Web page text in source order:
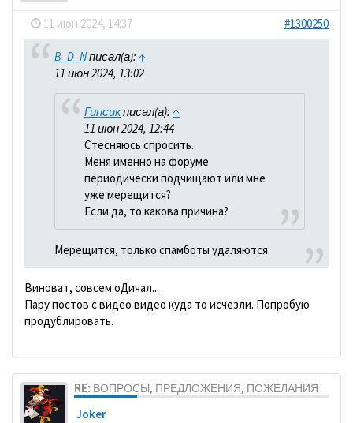
- 11 июн 2024, 14:37 #1300250
B_D_Nписал(а): ↑
11 июн 2024, 13:02
Гипсикписал(а): ↑
11 июн 2024, 12:44
Стесняюсь спросить.
Меня именно на форуме
периодически подчищают или мне
уже мерещится?
Если да, то какова причина?
Мерещится, только спамботы удаляются.
Виноват, совсем оДичал...
Пару постов с видео видео куда то исчезли. Попробую
продублировать.
RE: ВОПРОСЫ, ПРЕДЛОЖЕНИЯ, ПОЖЕЛАНИЯ
Joker